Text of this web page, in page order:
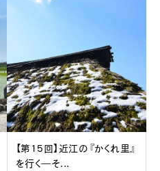
【第15回】近江の『かくれ里』
を行く―そ...